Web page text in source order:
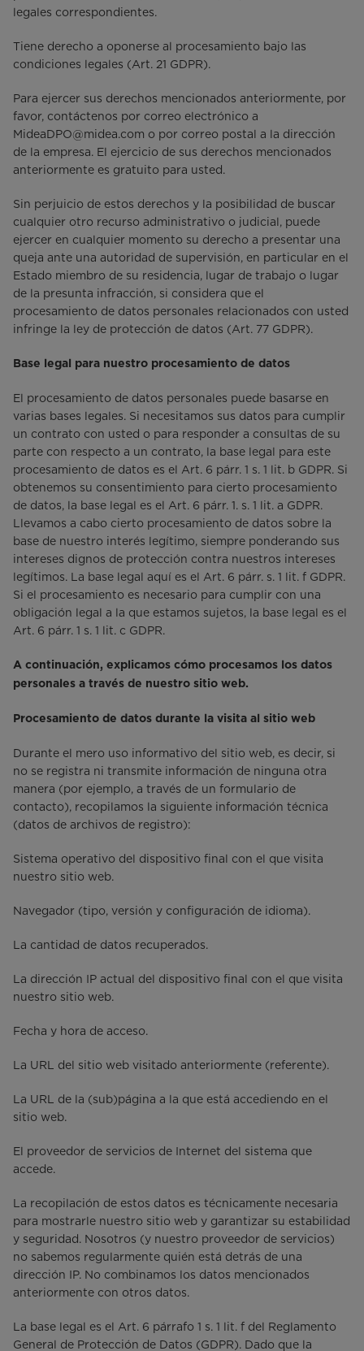
legales correspondientes.
Tiene derecho a oponerse al procesamiento bajo las
condiciones legales (Art. 21 GDPR).
Para ejercer sus derechos mencionados anteriormente, por
favor, contáctenos por correo electrónico a
MideaDPO@midea.com o por correo postal a la dirección
de la empresa. El ejercicio de sus derechos mencionados
anteriormente es gratuito para usted.
Sin perjuicio de estos derechos y la posibilidad de buscar
cualquier otro recurso administrativo o judicial, puede
ejercer en cualquier momento su derecho a presentar una
queja ante una autoridad de supervisión, en particular en el
Estado miembro de su residencia, lugar de trabajo o lugar
de la presunta infracción, si considera que el
procesamiento de datos personales relacionados con usted
infringe la ley de protección de datos (Art. 77 GDPR).
Base legal para nuestro procesamiento de datos
El procesamiento de datos personales puede basarse en
varias bases legales. Si necesitamos sus datos para cumplir
un contrato con usted o para responder a consultas de su
parte con respecto a un contrato, la base legal para este
procesamiento de datos es el Art. 6 párr. 1 s. 1 lit. b GDPR. Si
obtenemos su consentimiento para cierto procesamiento
de datos, la base legal es el Art. 6 párr. 1. s. 1 lit. a GDPR.
Llevamos a cabo cierto procesamiento de datos sobre la
base de nuestro interés legítimo, siempre ponderando sus
intereses dignos de protección contra nuestros intereses
legítimos. La base legal aquí es el Art. 6 párr. s. 1 lit. f GDPR.
Si el procesamiento es necesario para cumplir con una
obligación legal a la que estamos sujetos, la base legal es el
Art. 6 párr. 1 s. 1 lit. c GDPR.
A continuación, explicamos cómo procesamos los datos
personales a través de nuestro sitio web.
Procesamiento de datos durante la visita al sitio web
Durante el mero uso informativo del sitio web, es decir, si
no se registra ni transmite información de ninguna otra
manera (por ejemplo, a través de un formulario de
contacto), recopilamos la siguiente información técnica
(datos de archivos de registro):
Sistema operativo del dispositivo final con el que visita
nuestro sitio web.
Navegador (tipo, versión y configuración de idioma).
La cantidad de datos recuperados.
La dirección IP actual del dispositivo final con el que visita
nuestro sitio web.
Fecha y hora de acceso.
La URL del sitio web visitado anteriormente (referente).
La URL de la (sub)página a la que está accediendo en el
sitio web.
El proveedor de servicios de Internet del sistema que
accede.
La recopilación de estos datos es técnicamente necesaria
para mostrarle nuestro sitio web y garantizar su estabilidad
y seguridad. Nosotros (y nuestro proveedor de servicios)
no sabemos regularmente quién está detrás de una
dirección IP. No combinamos los datos mencionados
anteriormente con otros datos.
La base legal es el Art. 6 párrafo 1 s. 1 lit. f del Reglamento
General de Protección de Datos (GDPR). Dado que la